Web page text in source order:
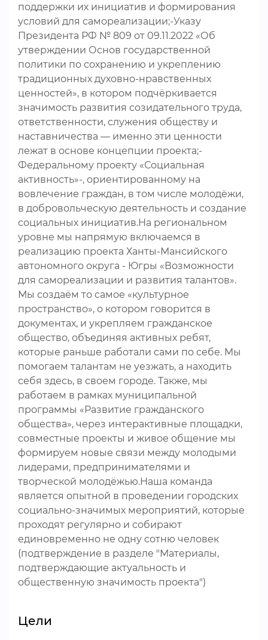
поддержки их инициатив и формирования
условий для самореализации;-Указу
Президента РФ № 809 от 09.11.2022 «Об
утверждении Основ государственной
политики по сохранению и укреплению
традиционных духовно-нравственных
ценностей», в котором подчёркивается
значимость развития созидательного труда,
ответственности, служения обществу и
наставничества — именно эти ценности
лежат в основе концепции проекта;-
Федеральному проекту «Социальная
активность»-, ориентированному на
вовлечение граждан, в том числе молодёжи,
в добровольческую деятельность и создание
социальных инициатив.На региональном
уровне мы напрямую включаемся в
реализацию проекта Ханты-Мансийского
автономного округа - Югры «Возможности
для самореализации и развития талантов».
Мы создаём то самое «культурное
пространство», о котором говорится в
документах, и укрепляем гражданское
общество, объединяя активных ребят,
которые раньше работали сами по себе. Мы
помогаем талантам не уезжать, а находить
себя здесь, в своем городе. Также, мы
работаем в рамках муниципальной
программы «Развитие гражданского
общества», через интерактивные площадки,
совместные проекты и живое общение мы
формируем новые связи между молодыми
лидерами, предпринимателями и
творческой молодёжью.Наша команда
является опытной в проведении городских
социально-значимых мероприятий, которые
проходят регулярно и собирают
единовременно не одну сотню человек
(подтверждение в разделе "Материалы,
подтверждающие актуальность и
общественную значимость проекта")
Цели